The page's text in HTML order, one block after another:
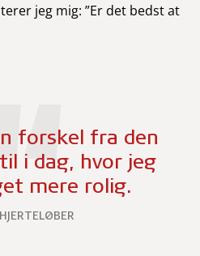
jeg mig: ”Er det bedst at
forskel fra den
i dag, hvor jeg
mere rolig.